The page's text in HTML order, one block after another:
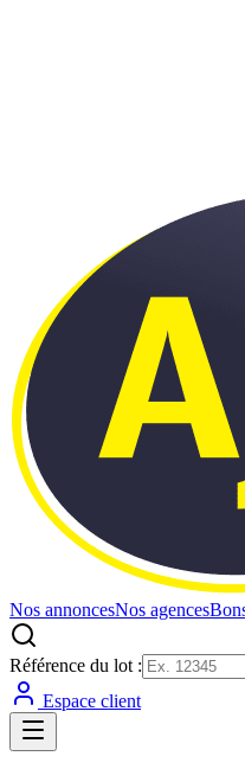
Nos annoncesNos agences
Référence du lot :
Espace client